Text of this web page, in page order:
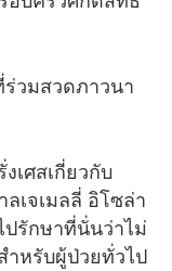
วมสวดภาวนา
เศสเกี่ยวกับ
เจเมลลี่ อิโซล่า
ปรักษาที่นั่นว่าไม่
ำหรับผู้ป่วยทั่วไป